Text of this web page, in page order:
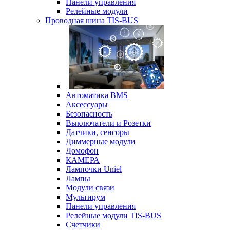
Панели управления
Релейные модули
Проводная шина TIS-BUS
Автоматика BMS
Аксессуары
Безопасность
Выключатели и Розетки
Датчики, сенсоры
Диммерные модули
Домофон
КАМЕРА
Лампочки Uniel
Лампы
Модули связи
Мультирум
Панели управления
Релейные модули TIS-BUS
Счетчики